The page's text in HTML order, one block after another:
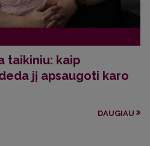
taikiniu: kaip
jį apsaugoti karo
DAUGIAU